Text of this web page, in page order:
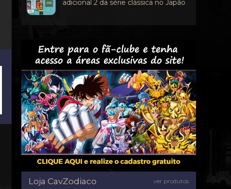
adicional 2 da série clássica no Japão
Loja CavZodiaco ver produtos